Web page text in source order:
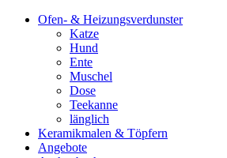
Ofen- & Heizungsverdunster
Katze
Hund
Ente
Muschel
Dose
Teekanne
länglich
Keramikmalen & Töpfern
Angebote